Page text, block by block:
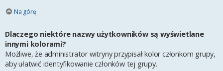
Na górę
Dlaczego niektóre nazwy użytkowników są wyświetlane
innymi kolorami?
Możliwe, że administrator witryny przypisał kolor członkom grupy,
aby ułatwić identyfikowanie członków tej grupy.